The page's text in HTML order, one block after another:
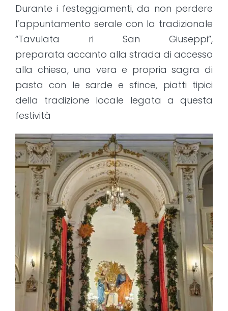
Durante i festeggiamenti, da non perdere
l’appuntamento serale con la tradizionale
“Tavulata ri San Giuseppi”,
preparata accanto alla strada di accesso
alla chiesa, una vera e propria sagra di
pasta con le sarde e sfince, piatti tipici
della tradizione locale legata a questa
festività